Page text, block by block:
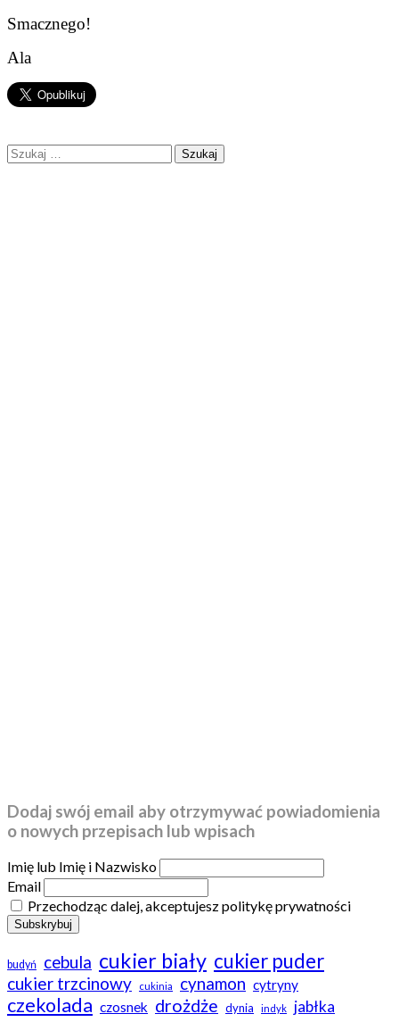
Smacznego!
Ala
Szukaj:
Dodaj swój email aby otrzymywać powiadomienia
o nowych przepisach lub wpisach
Imię lub Imię i Nazwisko
Email
Przechodząc dalej, akceptujesz politykę prywatności
budyń cebula cukier biały cukier puder
cukier trzcinowy cukinia cynamon cytryny
czekolada czosnek drożdże dynia indyk jabłka